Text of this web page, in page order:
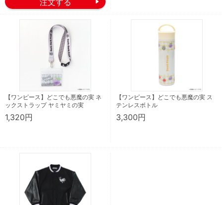
【ワンピース】どこでも悪魔の実 ネ
ックストラップ ヤミヤミの実
1,320円
【ワンピース】どこでも悪魔の実 ス
テンレスボトル
3,300円